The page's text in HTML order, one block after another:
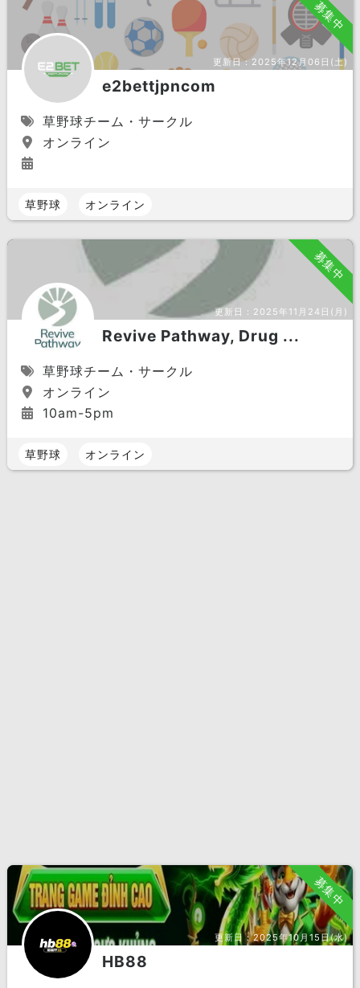
募集中
更新日： 2025年12月06日(土)
e2bettjpncom
草野球チーム・サークル
オンライン
草野球 オンライン
募集中
更新日： 2025年11月24日(月)
Revive Pathway, Drug ...
草野球チーム・サークル
オンライン
10am-5pm
草野球 オンライン
募集中
更新日：2025年10月15日(水)
HB88